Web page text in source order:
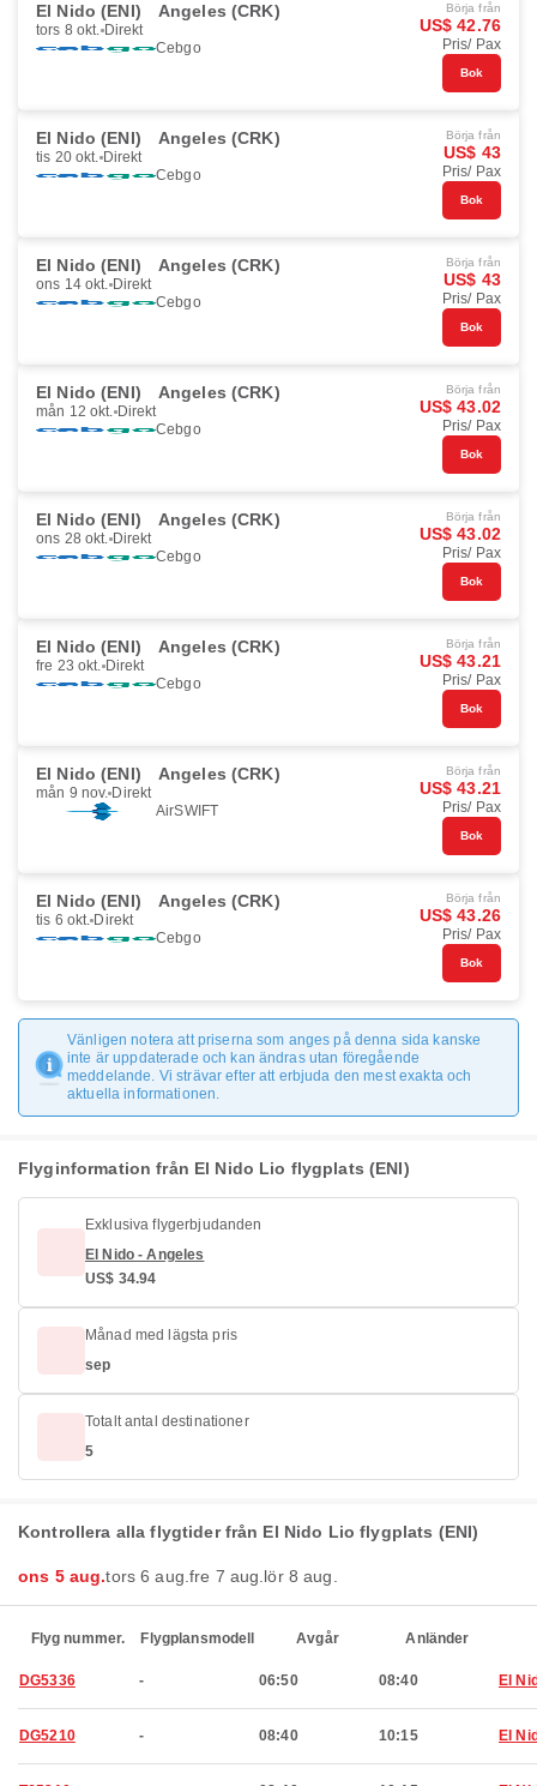
El Nido (ENI) Angeles (CRK)
tors 8 okt. Direkt
Cebgo
Börja från
US$ 42.76
Pris/ Pax
Bok
El Nido (ENI) Angeles (CRK)
tis 20 okt. Direkt
Cebgo
Börja från
US$ 43
Pris/ Pax
Bok
El Nido (ENI) Angeles (CRK)
ons 14 okt. Direkt
Cebgo
Börja från
US$ 43
Pris/ Pax
Bok
El Nido (ENI) Angeles (CRK)
mån 12 okt. Direkt
Cebgo
Börja från
US$ 43.02
Pris/ Pax
Bok
El Nido (ENI) Angeles (CRK)
ons 28 okt. Direkt
Cebgo
Börja från
US$ 43.02
Pris/ Pax
Bok
El Nido (ENI) Angeles (CRK)
fre 23 okt. Direkt
Cebgo
Börja från
US$ 43.21
Pris/ Pax
Bok
El Nido (ENI) Angeles (CRK)
mån 9 nov. Direkt
AirSWIFT
Börja från
US$ 43.21
Pris/ Pax
Bok
El Nido (ENI) Angeles (CRK)
tis 6 okt. Direkt
Cebgo
Börja från
US$ 43.26
Pris/ Pax
Bok
Vänligen notera att priserna som anges på denna sida kanske
inte är uppdaterade och kan ändras utan föregående
meddelande. Vi strävar efter att erbjuda den mest exakta och
aktuella informationen.
Flyginformation från El Nido Lio flygplats (ENI)
Exklusiva flygerbjudanden
El Nido - Angeles
US$ 34.94
Månad med lägsta pris
sep
Totalt antal destinationer
5
Kontrollera alla flygtider från El Nido Lio flygplats (ENI)
ons 5 aug.tors 6 aug. fre 7 aug. lör 8 aug.
Flyg nummer. Flygplansmodell Avgår Anländer
DG5336 - 06:50 08:40 El
DG5210 - 08:40 10:15 El